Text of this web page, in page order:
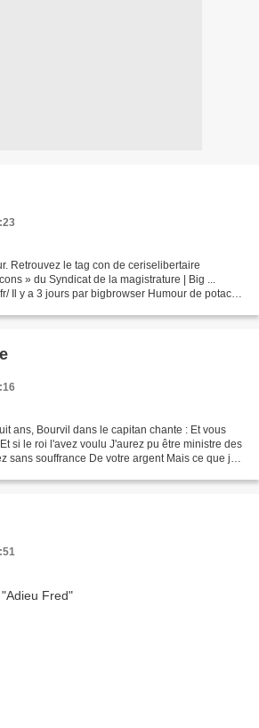
Retrouvez le tag con de ceriselibertaire
» du Syndicat de la magistrature | Big ...
Il y a 3 jours par bigbrowser Humour de potache
ans, Bourvil dans le capitan chante : Et vous
si le roi l'avez voulu J'aurez pu être ministre des
sans souffrance De votre argent Mais ce que je